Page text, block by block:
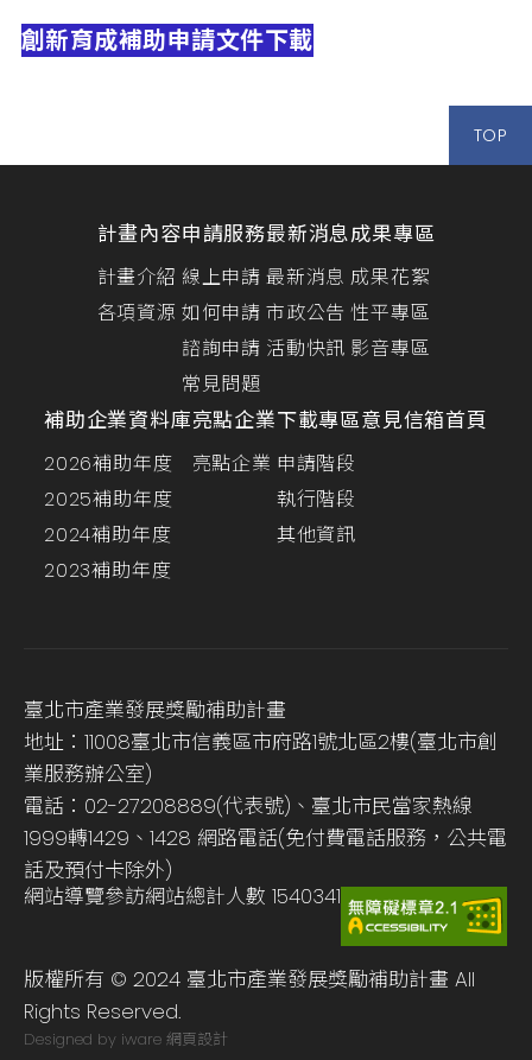
創新育成補助申請文件下載
TOP
計畫內容
計畫介紹
各項資源
申請服務
線上申請
如何申請
諮詢申請
常見問題
最新消息
最新消息
市政公告
活動快訊
成果專區
成果花絮
性平專區
影音專區
補助企業資料庫
2026補助年度
2025補助年度
2024補助年度
2023補助年度
亮點企業
亮點企業
下載專區
申請階段
執行階段
其他資訊
意見信箱首頁
臺北市產業發展獎勵補助計畫
地址：11008臺北市信義區市府路1號北區2樓(臺北市創
業服務辦公室)
電話：02-27208889(代表號)、臺北市民當家熱線
1999轉1429、1428 網路電話(免付費電話服務，公共電
話及預付卡除外)
網站導覽參訪網站總計人數 1540341
版權所有 © 2024 臺北市產業發展獎勵補助計畫 All
Rights Reserved.
Designed by iware 網頁設計